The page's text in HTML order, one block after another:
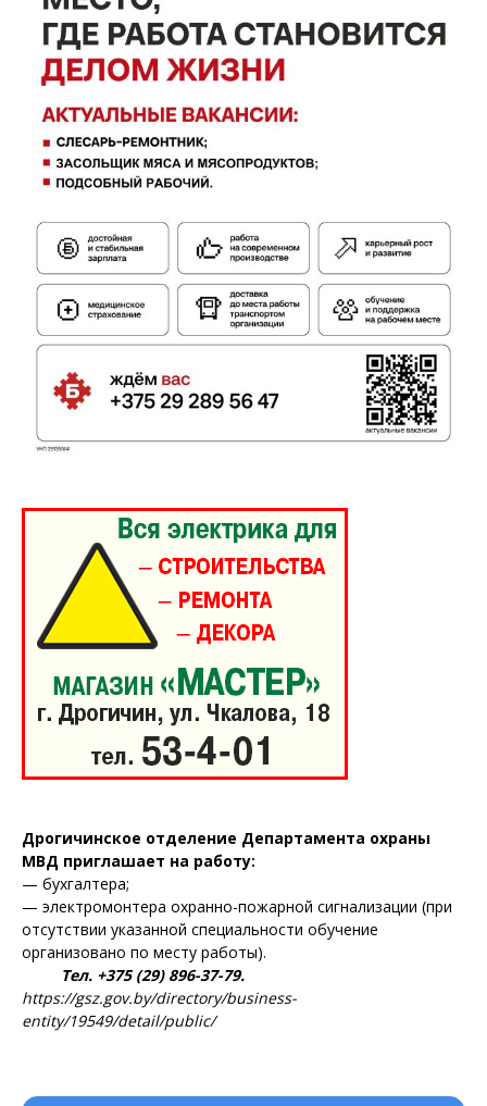
Дрогичинское отделение Департамента охраны
МВД приглашает на работу:
— бухгалтера;
— электромонтера охранно-пожарной сигнализации (при
отсутствии указанной специальности обучение
организовано по месту работы).
Тел. +375 (29) 896-37-79.
https://gsz.gov.by/directory/business-
entity/19549/detail/public/